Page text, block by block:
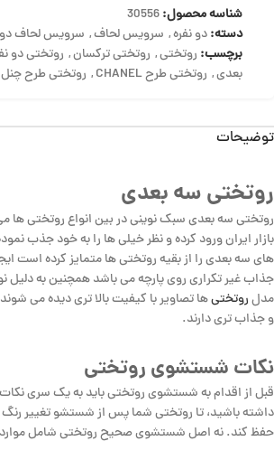
شناسه محصول:30556
دسته:دو نفره, سرویس لحاف, سرویس لحاف
برچسب: روتختی, روتختی ترکسان, روتختی دو
بعدی, روتختی طرح CHANEL , روتختی طرح چنل
توضیحات
روتختی سه بعدی
روتختی سه بعدی سبک نوینی در بین انواع روتختی ها
بازار ایران ورود کرده و نظر خیلی ها را به خود جذب
های سه بعدی را از بقیه روتختی ها متمایز کرده است
جذاب غیر تکراری روی پارچه می باشد همچنین به دلیل
مدلروتختیها تصاویر با کیفیت بالا تری دیده می
و جذاب تری دارند.
نکات شستشوی روتختی
قبل از اقدام به شستشوی روتختی باید به یک سری
داشته باشید، تا روتختی شما پس از شستشو تغییر رنگ
حفظ کند. نه اصل شستشوی صحیح روتختی شامل